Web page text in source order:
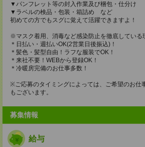
▼パンフレット等の封入作業及び梱包・仕分け
▼ラベルの検品・包装・箱詰め など
初めての方でもスグに覚えて活躍できますよ！
※マスク着用、消毒など感染防止を徹底している
＊日払い・週払いOK(2営業日後振込)！
＊髪色・髪型自由！ラフな服装でOK！
＊来社不要！WEBから登録OK！
＊冷暖房完備のお仕事多数！
※ご応募のタイミングによっては、ご希望のお仕
もございます。
募集情報
給与